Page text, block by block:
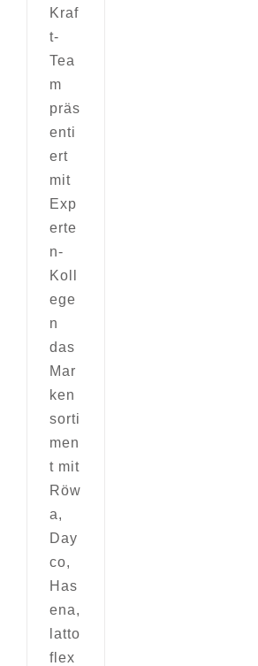
Kraf
t-
Tea
m
präs
enti
ert
mit
Exp
erte
n-
Koll
ege
n
das
Mar
ken
sorti
men
t mit
Röw
a,
Day
co,
Has
ena,
latto
flex